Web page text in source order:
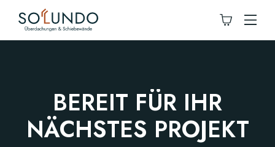
BEREIT FÜR IHR
NÄCHSTES PROJEKT